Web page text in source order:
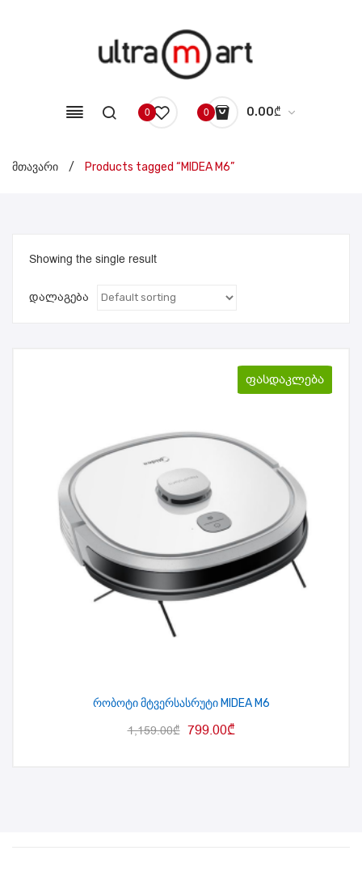
0 0 0.00₾
No products in the cart.
მთავარი / Products tagged “MIDEA M6”
Showing the single result
დალაგება
ფასდაკლება
რობოტი მტვერსასრუტი MIDEA M6
1,159.00₾ 799.00₾